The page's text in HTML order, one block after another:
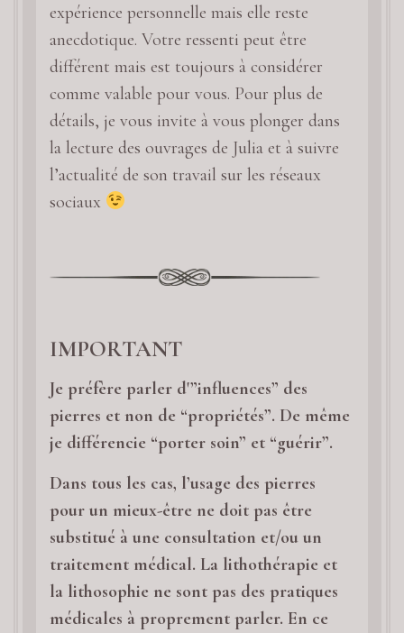
expérience personnelle mais elle reste
anecdotique. Votre ressenti peut être
différent mais est toujours à considérer
comme valable pour vous. Pour plus de
détails, je vous invite à vous plonger dans
la lecture des ouvrages de Julia et à suivre
l’actualité de son travail sur les réseaux
sociaux
IMPORTANT
Je préfère parler d'”influences” des
pierres et non de “propriétés”. De même
je différencie “porter soin” et “guérir”.
Dans tous les cas, l’usage des pierres
pour un mieux-être ne doit pas être
substitué à une consultation et/ou un
traitement médical. La lithothérapie et
la lithosophie ne sont pas des pratiques
médicales à proprement parler. En ce